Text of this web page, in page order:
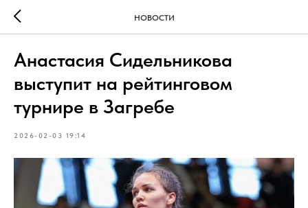
НОВОСТИ
Анастасия Сидельникова
выступит на рейтинговом
турнире в Загребе
2026-02-03 19:14